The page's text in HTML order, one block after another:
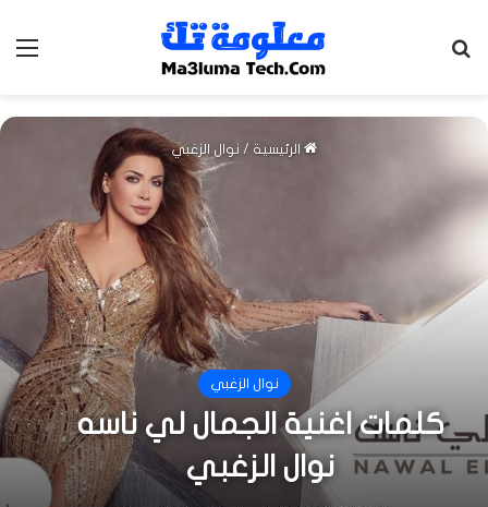
الرئيسية / نوال الزغبي
نوال الزغبي
كلمات اغنية الجمال لي ناسه
نوال الزغبي